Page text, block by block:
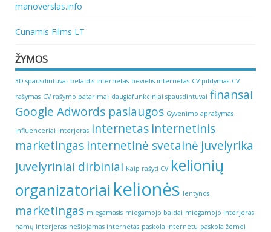
manoverslas.info
Cunamis Films LT
ŽYMOS
3D spausdintuvai belaidis internetas bevielis internetas CV pildymas CV
rašymas CV rašymo patarimai daugiafunkciniai spausdintuvai finansai
Google Adwords paslaugos Gyvenimo aprašymas
influenceriai interjeras internetas internetinis
marketingas internetinė svetainė juvelyrika
juvelyriniai dirbiniai Kaip rašyti CV kelionių
organizatoriai kelionės lentynos
marketingas miegamasis miegamojo baldai miegamojo interjeras
namų interjeras nešiojamas internetas paskola internetu paskola žemei